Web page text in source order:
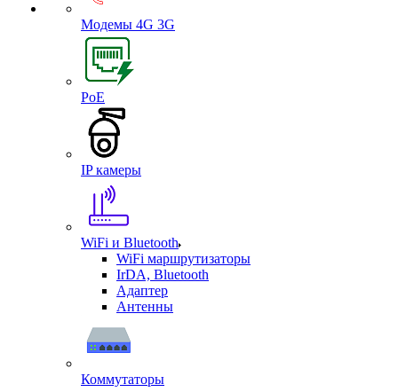
Модемы 4G 3G
PoE
IP камеры
WiFi и Bluetooth
WiFi маршрутизаторы
IrDA, Bluetooth
Адаптер
Антенны
Коммутаторы